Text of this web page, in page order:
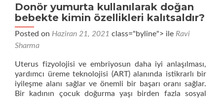
Donör yumurta kullanılarak doğan
bebekte kimin özellikleri kalıtsaldır?
Posted on Haziran 21, 2021 class="byline"> ile Ravi
Sharma
Uterus fizyolojisi ve embriyosun daha iyi anlaşılması,
yardımcı üreme teknolojisi (ART) alanında istikrarlı bir
iyileşme alanı sağlar ve önemli bir başarı oranı sağlar.
Bir kadının çocuk doğurma yaşı birden fazla sosyal